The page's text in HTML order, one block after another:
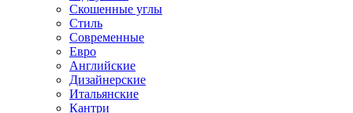
Скошенные углы
Стиль
Современные
Евро
Английские
Дизайнерские
Итальянские
Кантри